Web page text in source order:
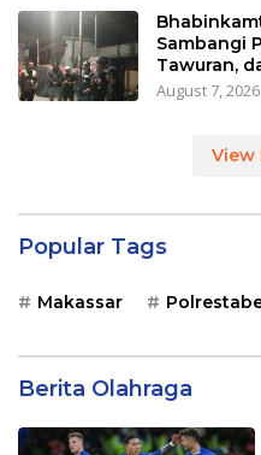
Sambangi
Tawuran,
August 7, 2026
View
Popular Tags
Makassar
Berita Olahraga